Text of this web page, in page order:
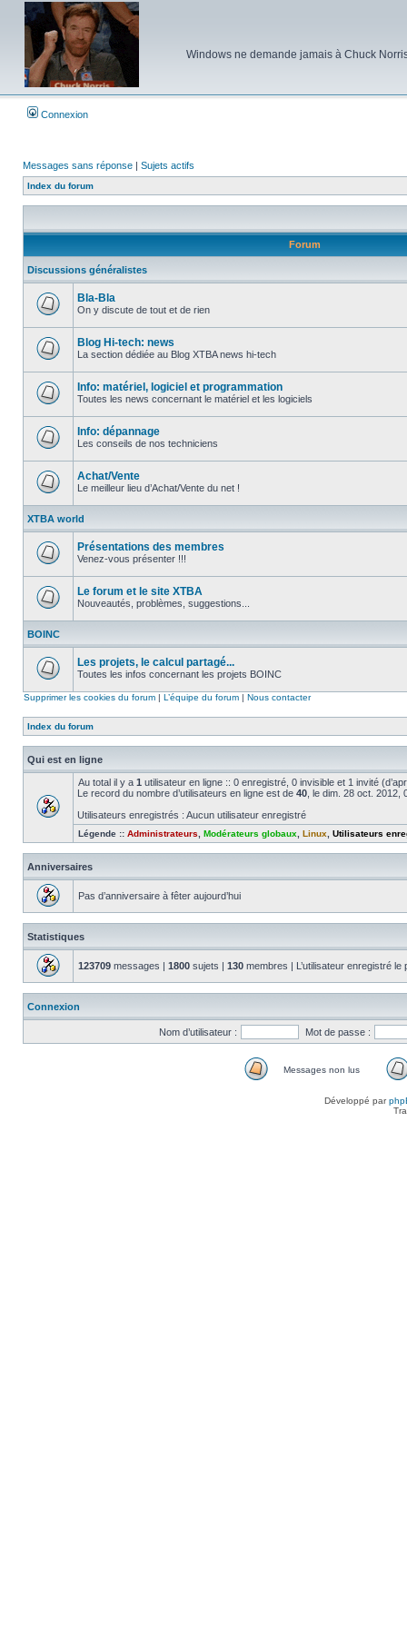
Windows ne demande jamais à Chuck
Connexion
Messages sans réponse | Sujets actifs
Index du forum
Forum
Discussions généralistes
message
non
Bla-Bla
On y discute de tout et de rien
message
non
Blog Hi-tech: news
La section dédiée au Blog XTBA news hi-tech
message
non
Info: matériel, logiciel et programmation
Toutes les news concernant le matériel et les logiciels
message
non
Info: dépannage
Les conseils de nos techniciens
message
non
lu
Achat/Vente
Le meilleur lieu d’Achat/Vente du net !
XTBA world
message
non
Présentations des membres
Venez-vous présenter !!!
message
lu
Le forum et le site XTBA
Nouveautés, problèmes, suggestions...
BOINC
message
Les projets, le calcul partagé...
Toutes les infos concernant les projets BOINC
Supprimer les cookies du forum | L’équipe du forum | Nous contacter
Index du forum
Qui est en ligne
Au total il y a 1 utilisateur en ligne :: 0 enregistré, 0 invisible et 1 invité
Le record du nombre d’utilisateurs en ligne est de 40 , le dim. 28 oct. 2012,
Utilisateurs enregistrés : Aucun utilisateur enregistré
Légende :: Administrateurs Modérateurs globaux Linux Utilisateurs
Anniversaires
Pas d’anniversaire à fêter aujourd’hui
Statistiques
123709 messages | 1800 sujets | 130 membres | L’utilisateur enregistré
Connexion
Nom d’utilisateur : Mot de passe :
Messages non lus
Développé par